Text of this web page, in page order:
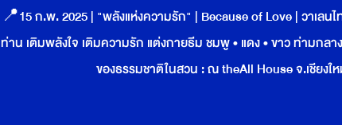
📍15 ก.พ. 2025 | "พลังแห่งความรัก" | Because of Love | วาเล
ท่าน เติมพลังใจ เติมความรัก แต่งกายธีม ชมพู • แดง • ขาว ท่ามกล
ของธรรมชาติในสวน : ณ theAll House จ.เชียงใ